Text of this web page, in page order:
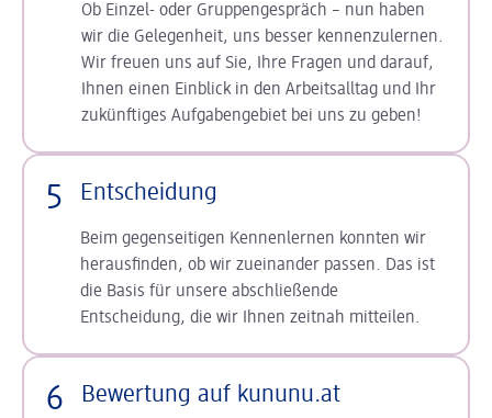
Ob Einzel- oder Gruppengespräch – nun haben
wir die Gelegenheit, uns besser kennenzulernen.
Wir freuen uns auf Sie, Ihre Fragen und darauf,
Ihnen einen Einblick in den Arbeitsalltag und Ihr
zukünftiges Aufgabengebiet bei uns zu geben!
5 Entscheidung
Beim gegenseitigen Kennenlernen konnten wir
herausfinden, ob wir zueinander passen. Das ist
die Basis für unsere abschließende
Entscheidung, die wir Ihnen zeitnah mitteilen.
6 Bewertung auf kununu.at